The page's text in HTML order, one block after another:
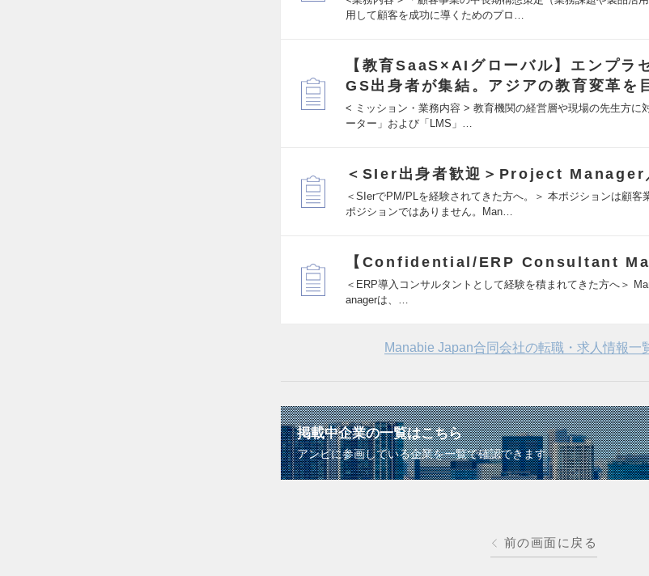
用して顧客を成功に導くためのプロ…
【教育SaaS×AIグローバル】エンプラ
GS出身者が集結。アジアの教育変革を
< ミッション・業務内容 > 教育機関の経営層や現場の先生方に
ーター」および「LMS」…
＜SIer出身者歓迎＞Project
＜SIerでPM/PLを経験されてきた方へ。＞ 本ポジションは顧客
ポジションではありません。Man…
【Confidential/ERP Consultant
＜ERP導入コンサルタントとして経験を積まれてきた方へ＞
anagerは、…
Manabie Japan合同会社の転職・求人情報一
掲載中企業の一覧はこちら
アンビに参画している企業を一覧で確認できます
前の画面に戻る